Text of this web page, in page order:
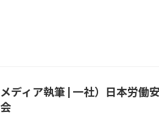
メディア執筆 | 一社）日本労働
会